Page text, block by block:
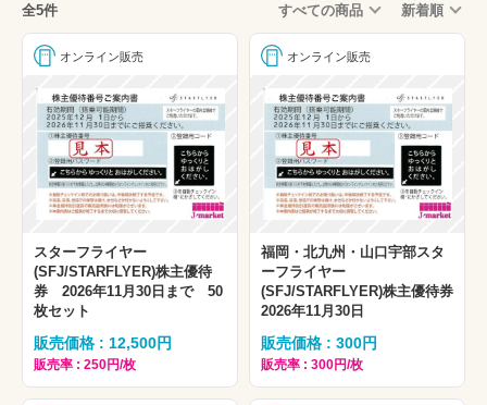
全5件 すべての商品 新着順
オンライン販売
スターフライヤー
(SFJ/STARFLYER)株主優待
券 2026年11月30日まで 50
枚セット
販売価格 : 12,500円
販売率 : 250円/枚
オンライン販売
福岡・北九州・山口宇部スタ
ーフライヤー
(SFJ/STARFLYER)株主優待券
2026年11月30日
販売価格 : 300円
販売率 : 300円/枚